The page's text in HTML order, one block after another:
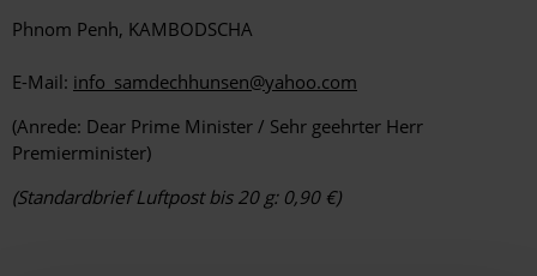
Phnom Penh, KAMBODSCHA
E-Mail: info_samdechhunsen@yahoo.com
(Anrede: Dear Prime Minister / Sehr geehrter Herr
Premierminister)
(Standardbrief Luftpost bis 20 g: 0,90 €)